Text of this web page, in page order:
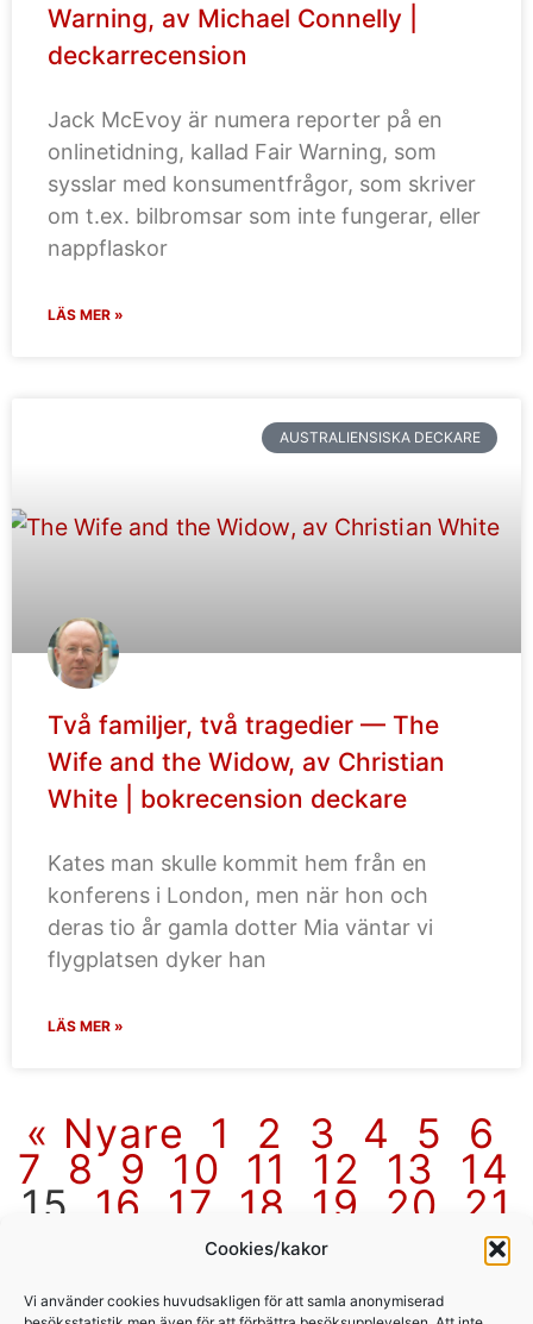
Cookies/kakor
Vi använder cookies huvudsakligen för att samla anonymiserad
Warning, av Michael Connelly |
deckarrecension
Jack McEvoy är numera reporter på en
onlinetidning, kallad Fair Warning, som
sysslar med konsumentfrågor, som skriver
om t.ex. bilbromsar som inte fungerar, eller
nappflaskor
LÄS MER »
AUSTRALIENSISKA DECKARE
Två familjer, två tragedier — The
Wife and the Widow, av Christian
White | bokrecension deckare
Kates man skulle kommit hem från en
konferens i London, men när hon och
deras tio år gamla dotter Mia väntar vi
flygplatsen dyker han
LÄS MER »
« Nyare 1 2 3 4 5 6
7 8 9 10 11 12 13 14
15 16 17 18 19 20 21
24 25 27